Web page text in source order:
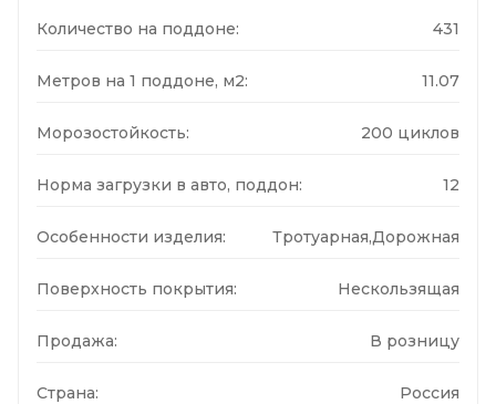
Количество на поддоне: 431
Метров на 1 поддоне, м2: 11.07
Морозостойкость: 200 циклов
Норма загрузки в авто, поддон: 12
Особенности изделия: Тротуарная,Дорожная
Поверхность покрытия: Нескользящая
Продажа: В розницу
Страна: Россия